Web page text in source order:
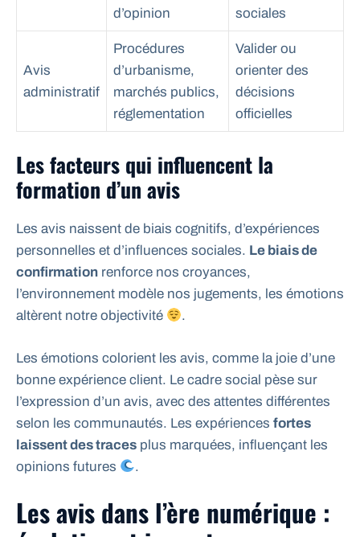
d’opinion
sociales
Avis
administratif
Procédures
d’urbanisme,
marchés publics,
réglementation
Valider ou
orienter des
décisions
officielles
Les facteurs qui influencent la
formation d’un avis
Les avis naissent de biais cognitifs, d’expériences
personnelles et d’influences sociales. Le biais de
confirmation renforce nos croyances,
l’environnement modèle nos jugements, les émotions
altèrent notre objectivité
.
Les émotions colorient les avis, comme la joie d’une
bonne expérience client. Le cadre social pèse sur
l’expression d’un avis, avec des attentes différentes
selon les communautés. Les expériences fortes
laissent des traces plus marquées, influençant les
opinions futures
.
Les avis dans l’ère numérique :